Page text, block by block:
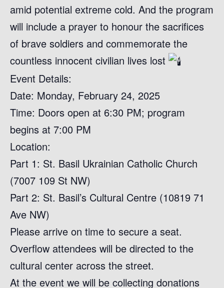
amid potential extreme cold. And the program
will include a prayer to honour the sacrifices
of brave soldiers and commemorate the
countless innocent civilian lives lost
Event Details:
Date: Monday, February 24, 2025
Time: Doors open at 6:30 PM; program
begins at 7:00 PM
Location:
Part 1: St. Basil Ukrainian Catholic Church
(7007 109 St NW)
Part 2: St. Basil’s Cultural Centre (10819 71
Ave NW)
Please arrive on time to secure a seat.
Overflow attendees will be directed to the
cultural center across the street.
At the event we will be collecting donations